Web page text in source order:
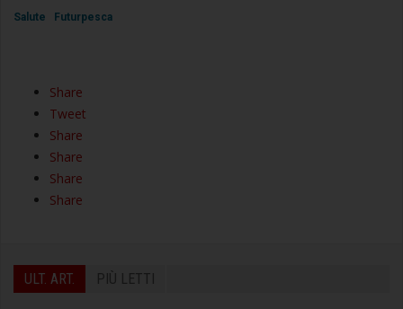
Salute Futurpesca
Share
Tweet
Share
Share
Share
Share
ULT. ART. PIÙ LETTI